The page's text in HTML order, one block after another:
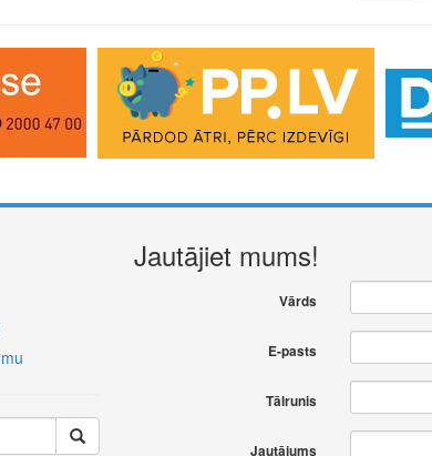
Jautājiet mums!
Vārds
E-pasts
Tālrunis
Jautājums